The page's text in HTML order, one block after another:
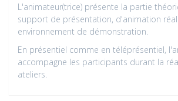
L'animateur(trice) présente la partie
support de présentation, d'animation
environnement de démonstration.
En présentiel comme en téléprésentiel,
accompagne les participants durant la
ateliers.